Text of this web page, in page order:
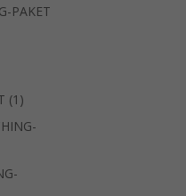
Produkte
PAKET
1 1
Produkt